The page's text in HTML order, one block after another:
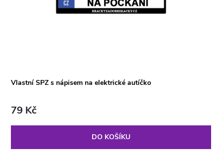
Vlastní SPZ s nápisem na elektrické autíčko
79 Kč
DO KOŠÍKU